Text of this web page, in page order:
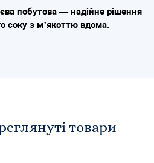
побутова — надійне рішення
соку з м’якоттю вдома.
товари